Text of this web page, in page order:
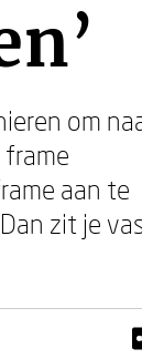
om
frame
aan te
zit je